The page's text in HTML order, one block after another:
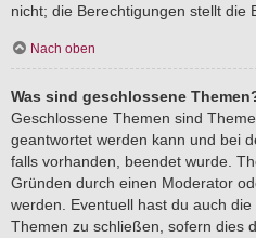
nicht; die Berechtigungen stellt die
Nach oben
Was sind geschlossene
Geschlossene Themen sind
geantwortet werden kann und bei
falls vorhanden, beendet wurde.
Gründen durch einen Moderator
werden. Eventuell hast du auch
Themen zu schließen, sofern dies